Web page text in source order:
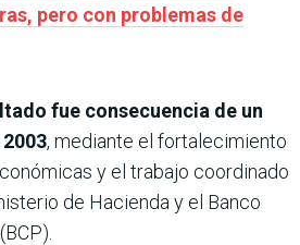
pero con problemas de
fue consecuencia de un
, mediante el fortalecimiento
y el trabajo coordinado
de Hacienda y el Banco